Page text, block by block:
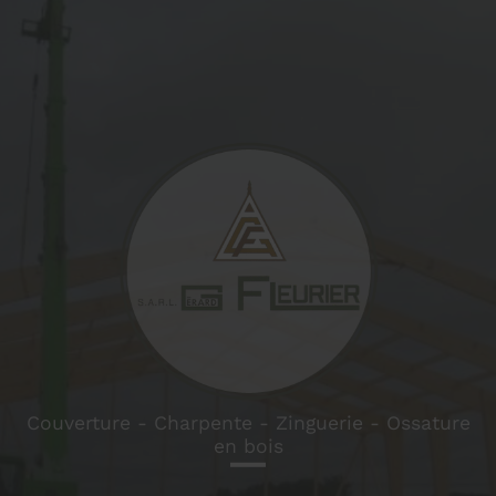
Couverture - Charpente - Zinguerie - Ossature
en bois